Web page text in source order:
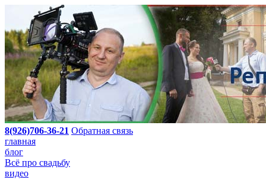
8(926)706-36-21 Обратная связь
главная
блог
Всё про свадьбу
видео